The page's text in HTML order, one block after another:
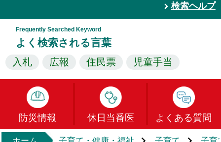
検索ヘルプ
Frequently Searched Keyword
よく検索される言葉
入札 広報 住民票 児童手当
防災情報 休日当番医 よくある質問